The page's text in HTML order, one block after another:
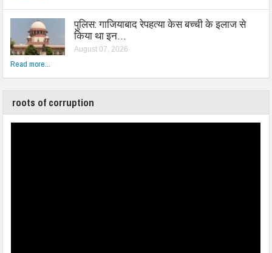
पुलिस: गाजियाबाद रेपहत्या केस बच्ची के इलाज से
किया था इन…
August 07, 2026
Read more...
roots of corruption